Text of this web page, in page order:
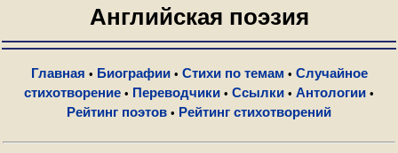
Английская поэзия
Главная • Биографии• Стихи по темам • Случайное
стихотворение • Переводчики • Ссылки • Антологии •
Рейтинг поэтов • Рейтинг стихотворений